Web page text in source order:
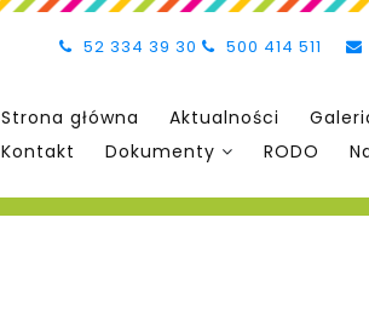
52 334 39 30 500 414 511
Strona główna Aktualności
Kontakt
Dokumenty RODO